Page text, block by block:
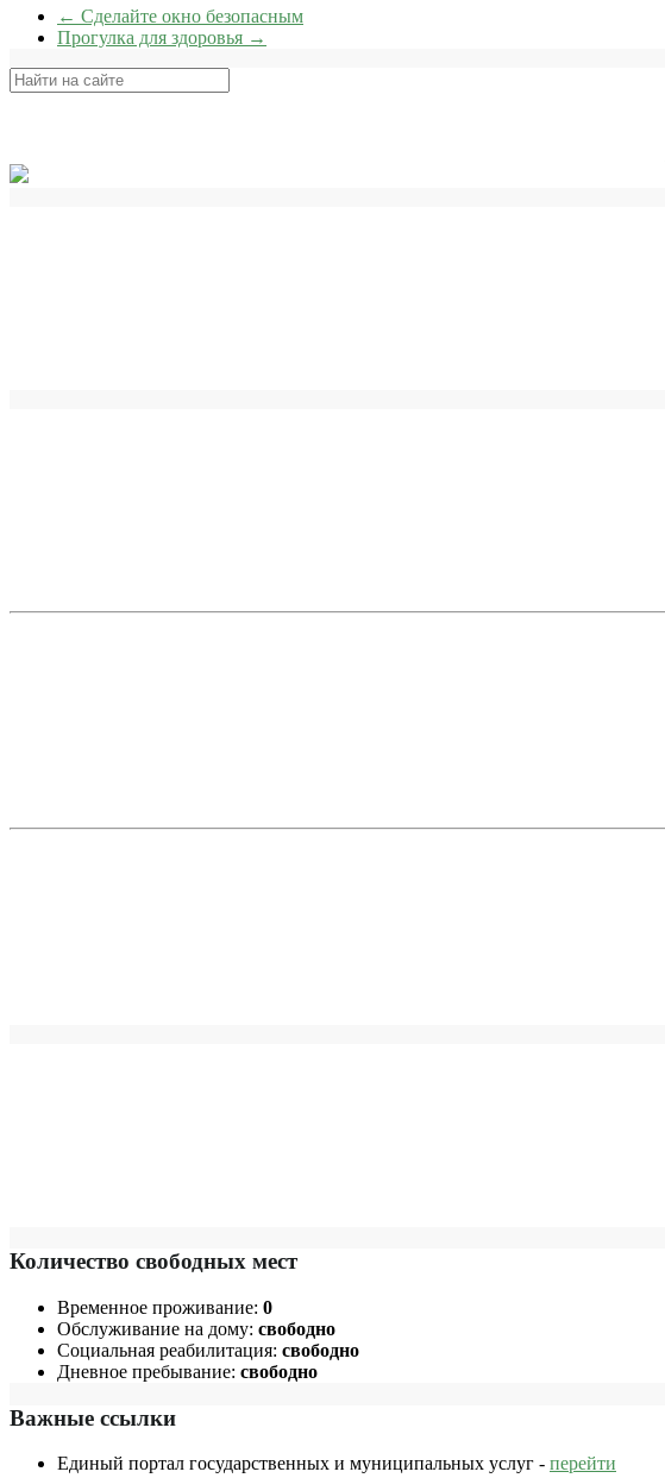
← Сделайте окно безопасным
Прогулка для здоровья →
Поиск
Количество свободных мест
Временное проживание: 0
Обслуживание на дому: свободно
Социальная реабилитация: свободно
Дневное пребывание: свободно
Важные ссылки
Единый портал государственных и муниципальных услуг - перейти